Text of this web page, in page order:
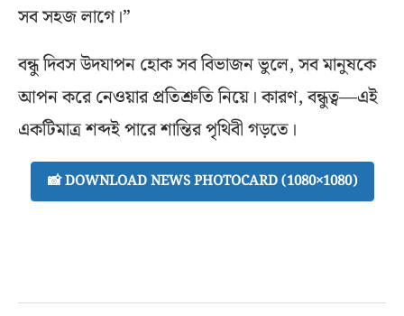
সব সহজ লাগে।”
বন্ধু দিবস উদযাপন হোক সব বিভাজন ভুলে, সব মানুষকে
আপন করে নেওয়ার প্রতিশ্রুতি নিয়ে। কারণ, বন্ধুত্ব—এই
একটিমাত্র শব্দই পারে শান্তির পৃথিবী গড়তে।
📸 DOWNLOAD NEWS PHOTOCARD (1080×1080)